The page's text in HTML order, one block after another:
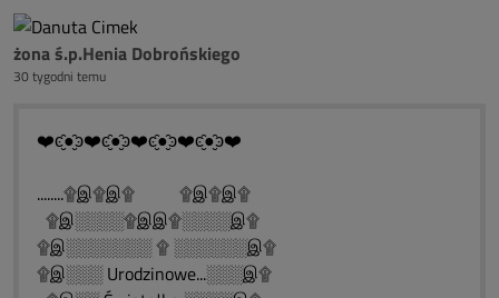
żona ś.p.Henia Dobrońskiego
30 tygodni temu
❤️ͼ̮̑●̮̑ͽ❤️ͼ̮̑●̮̑ͽ❤️ͼ̮̑●̮̑ͽ❤️ͼ̮̑●̮̑ͽ❤️
........۩இ۩இ۩ ۩இ۩இ۩
۩இ░░░░۩இஇ۩░░░░இ۩
۩இ░░░░░░░ ۩ ░░░░░░இ۩
۩இ░░░ Urodzinowe...░░░இ۩